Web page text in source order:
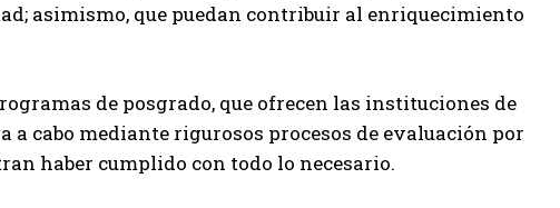
asimismo, que puedan contribuir al enriquecimiento
de posgrado, que ofrecen las instituciones de
cabo mediante rigurosos procesos de evaluación por
haber cumplido con todo lo necesario.